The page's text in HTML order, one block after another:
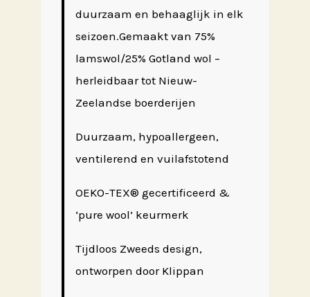
duurzaam en behaaglijk in elk
seizoen.Gemaakt van 75%
lamswol/25% Gotland wol –
herleidbaar tot Nieuw-
Zeelandse boerderijen
Duurzaam, hypoallergeen,
ventilerend en vuilafstotend
OEKO-TEX® gecertificeerd &
‘pure wool’ keurmerk
Tijdloos Zweeds design,
ontworpen door Klippan